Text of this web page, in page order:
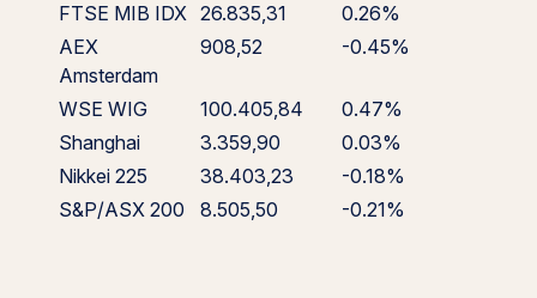
FTSE MIB IDX 26.835,31
0.26%
AEX
Amsterdam
908,52 -0.45%
WSE WIG 100.405,84
0.47%
Shanghai
3.359,90
0.03%
Nikkei 225
38.403,23
-0.18%
S&P/ASX 200
8.505,50 -0.21%